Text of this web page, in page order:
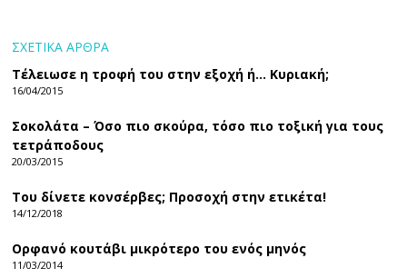
ΣΧΕΤΙΚΑ ΑΡΘΡΑ
Τέλειωσε η τροφή του στην εξοχή ή… Κυριακή;
16/04/2015
Σοκολάτα – Όσο πιο σκούρα, τόσο πιο τοξική για τους
τετράποδους
20/03/2015
Του δίνετε κονσέρβες; Προσοχή στην ετικέτα!
14/12/2018
Ορφανό κουτάβι μικρότερο του ενός μηνός
11/03/2014